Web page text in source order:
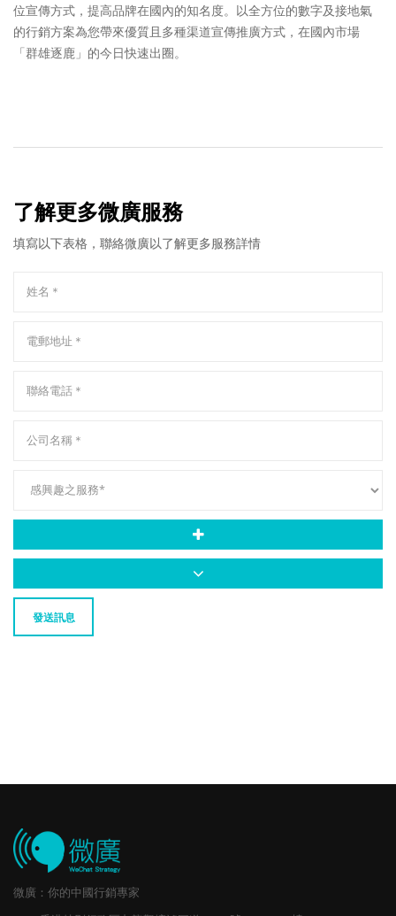
位宣傳方式，提高品牌在國內的知名度。以全方位的數字及接地氣
的行銷方案為您帶來優質且多種渠道宣傳推廣方式，在國內市場
「群雄逐鹿」的今日快速出圈。
了解更多微廣服務
填寫以下表格，聯絡微廣以了解更多服務詳情
發送訊息
微廣：你的中國行銷專家